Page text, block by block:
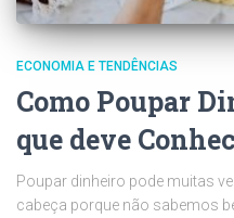
ECONOMIA E TENDÊNCIAS
Como Poupar
que deve
Poupar dinheiro pode muitas
cabeça porque não sabemos